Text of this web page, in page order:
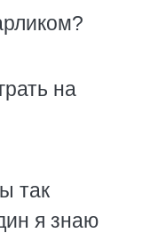
на
так
я знаю